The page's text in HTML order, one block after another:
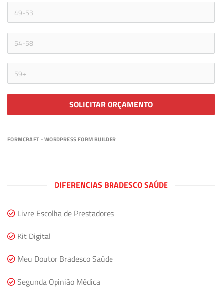
SOLICITAR ORÇAMENTO
FORMCRAFT - WORDPRESS FORM BUILDER
DIFERENCIAS BRADESCO SAÚDE
Livre Escolha de Prestadores
Kit Digital
Meu Doutor Bradesco Saúde
Segunda Opinião Médica